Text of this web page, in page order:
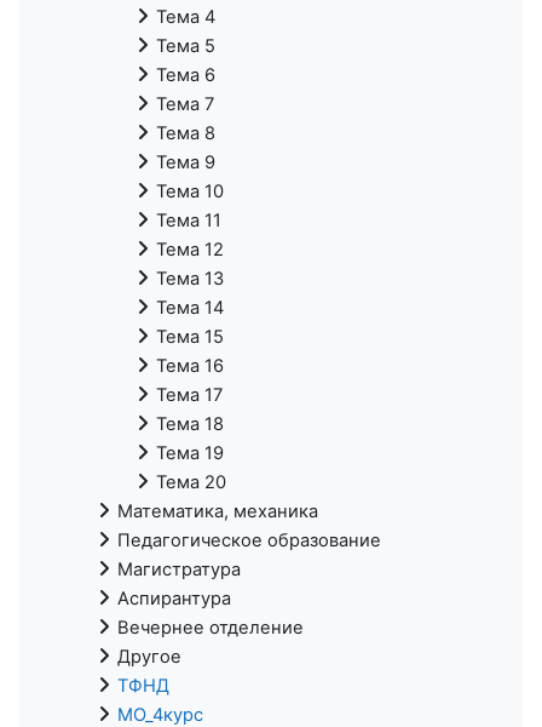
Тема 4
Тема 5
Тема 6
Тема 7
Тема 8
Тема 9
Тема 10
Тема 11
Тема 12
Тема 13
Тема 14
Тема 15
Тема 16
Тема 17
Тема 18
Тема 19
Тема 20
Математика, механика
Педагогическое образование
Магистратура
Аспирантура
Вечернее отделение
Другое
ТФНД
МО_4курс